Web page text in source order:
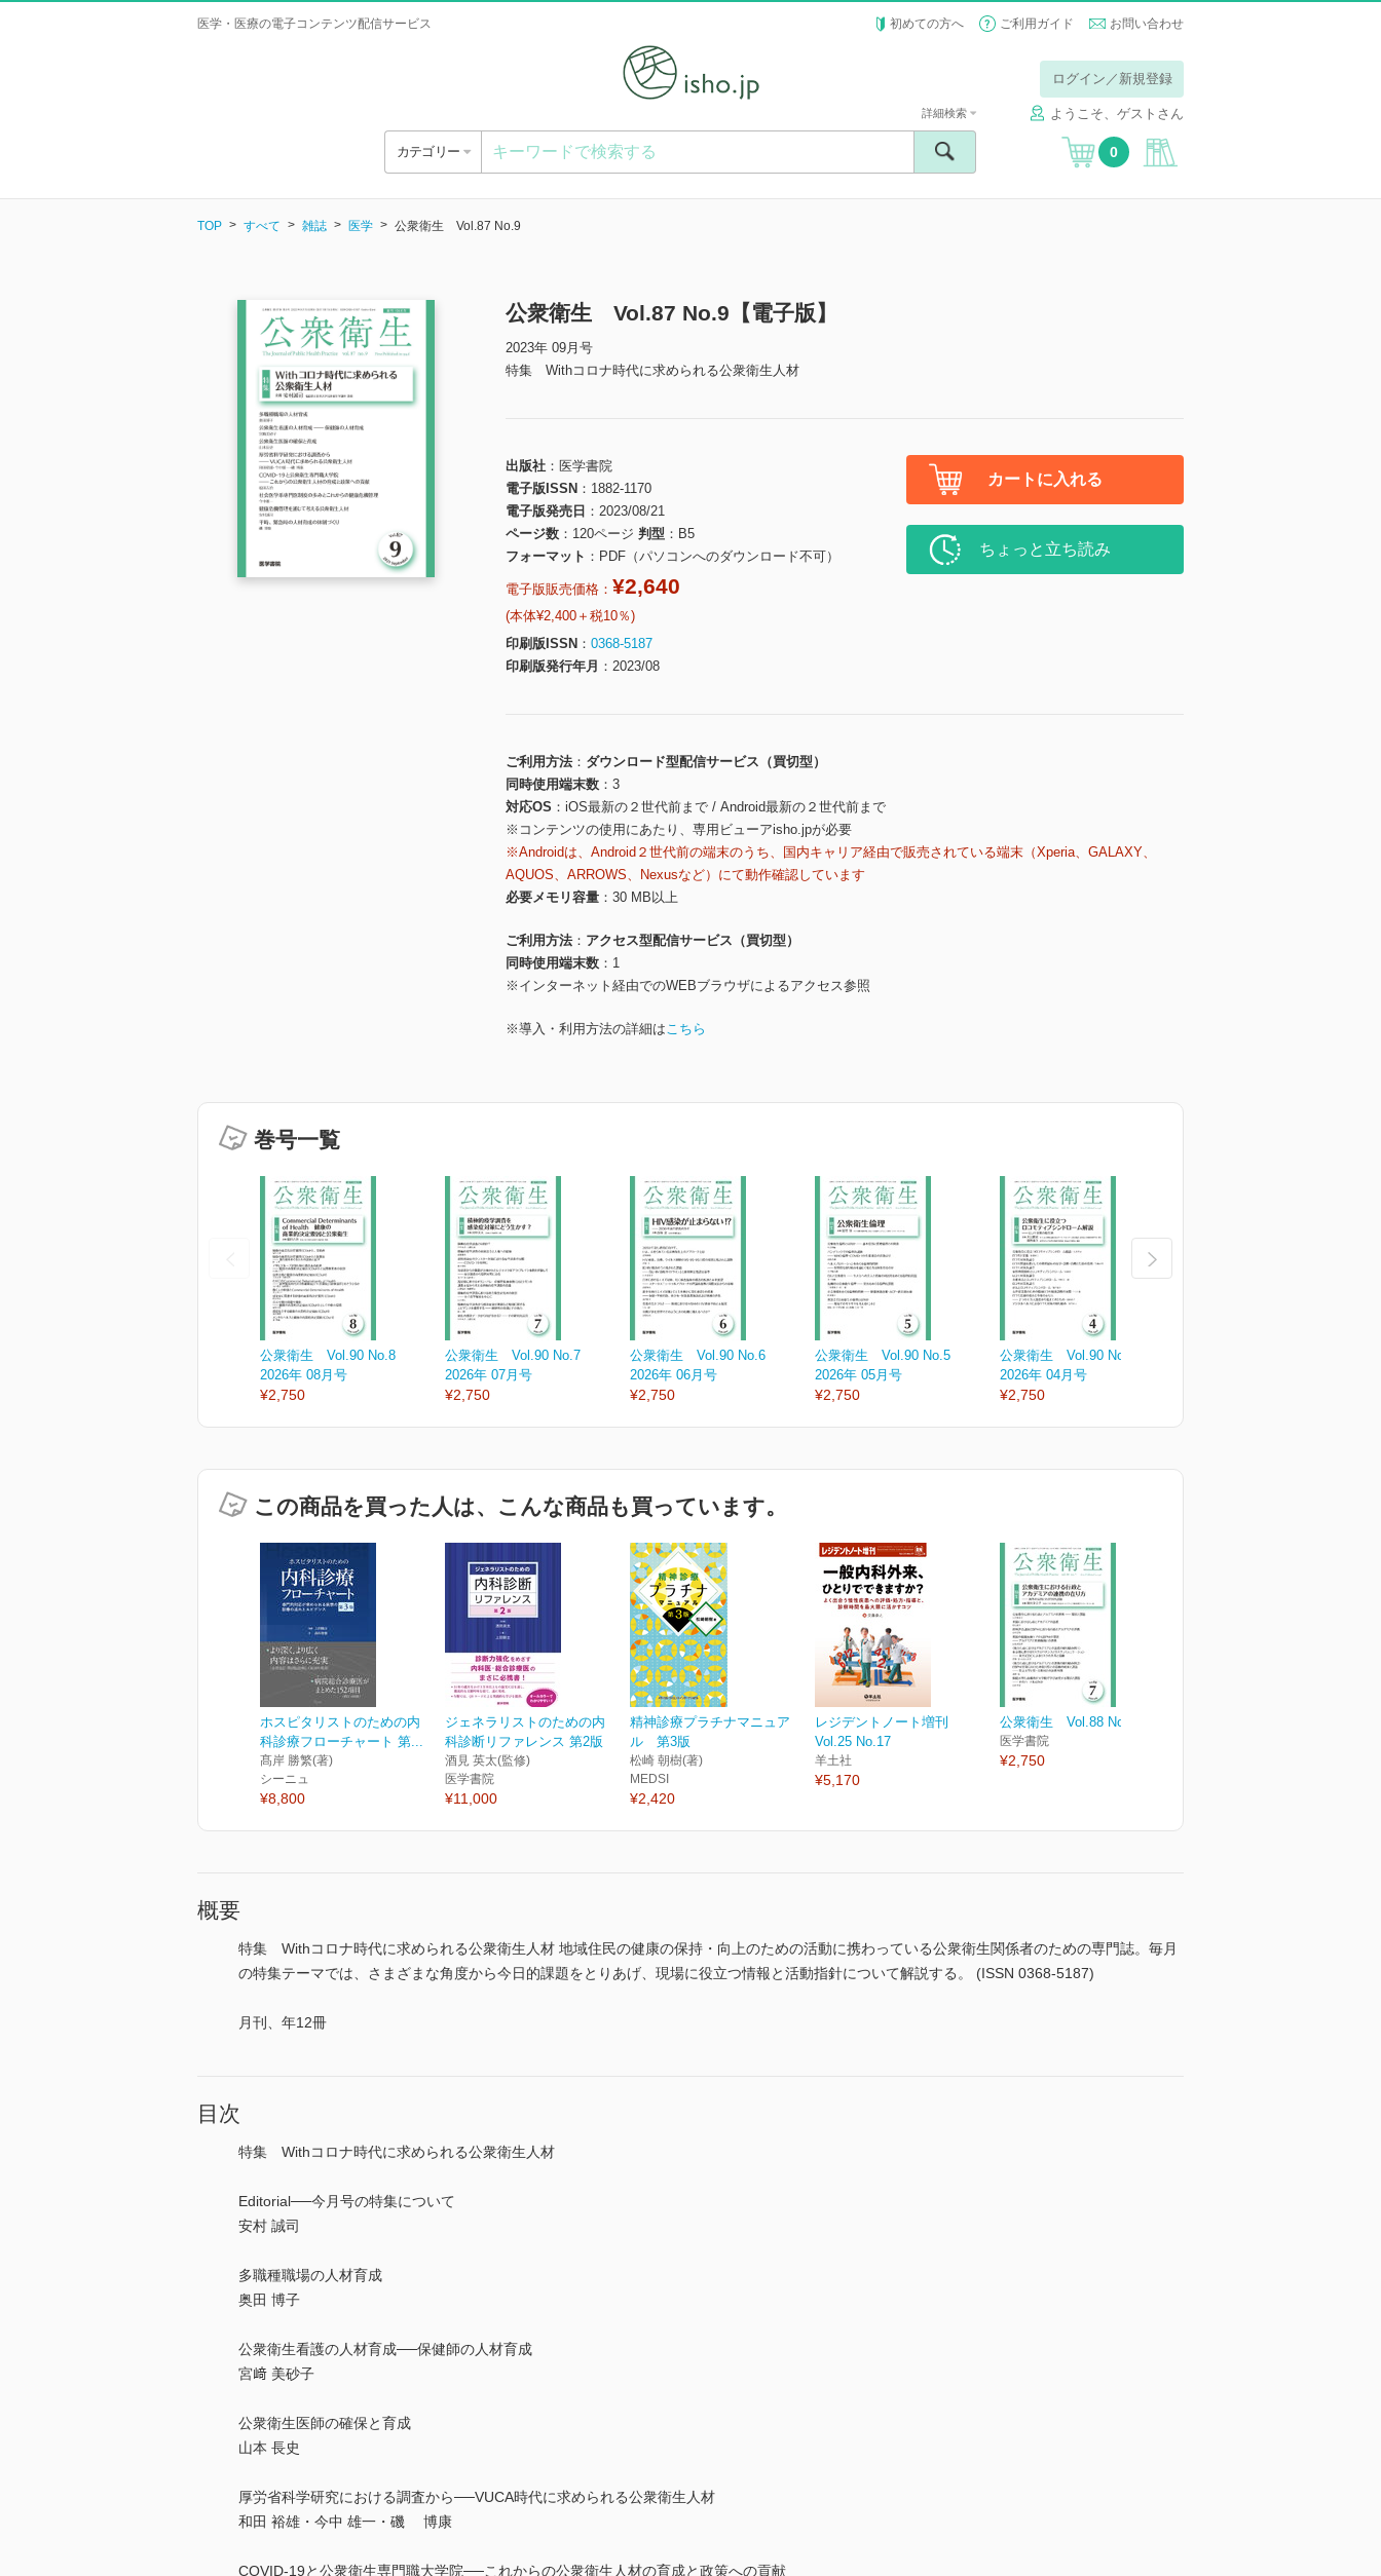
医学・医療の電子コンテンツ配信サービス 初めての方へ ご利用ガイド お問い合わせ
ログイン／新規登録
ようこそ、ゲストさん
カテゴリー
詳細検索
0
TOP すべて 雑誌 医学 公衆衛生 Vol.87 No.9
公衆衛生 Vol.87 No.9【電子版】
2023年 09月号
特集 Withコロナ時代に求められる公衆衛生人材
出版社
医学書院
電子版ISSN
1882-1170
電子版発売日
2023/08/21
ページ数
120ページ 判型
B5
フォーマット
PDF（パソコンへのダウンロード不可）
電子版販売価格： ¥2,640
(本体¥2,400＋税10％)
印刷版ISSN
0368-5187
印刷版発行年月
2023/08
カートに入れる
ちょっと立ち読み
ご利用方法
ダウンロード型配信サービス（買切型）
同時使用端末数
3
対応OS
iOS最新の２世代前まで / Android最新の２世代前まで
※コンテンツの使用にあたり、専用ビューアisho.jpが必要
※Androidは、Android２世代前の端末のうち、国内キャリア経由で販売されている端末（Xperia、GALAXY、
AQUOS、ARROWS、Nexusなど）にて動作確認しています
必要メモリ容量
30 MB以上
ご利用方法
アクセス型配信サービス（買切型）
同時使用端末数
1
※インターネット経由でのWEBブラウザによるアクセス参照
※導入・利用方法の詳細はこちら
巻号一覧
公衆衛生 Vol.90 No.8
2026年 08月号
¥2,750
公衆衛生 Vol.90 No.7
2026年 07月号
¥2,750
公衆衛生 Vol.90 No.6
2026年 06月号
¥2,750
公衆衛生 Vol.90 No.5
2026年 05月号
¥2,750
公衆衛生 Vol.90 No.4
2026年 04月号
¥2,750
この商品を買った人は、こんな商品も買っています。
ホスピタリストのための内
科診療フローチャート 第...
髙岸 勝繁(著)
シーニュ
¥8,800
ジェネラリストのための内
科診断リファレンス 第2版
酒見 英太(監修)
医学書院
¥11,000
精神診療プラチナマニュア
ル 第3版
松崎 朝樹(著)
MEDSI
¥2,420
レジデントノート増刊
Vol.25 No.17
羊土社
¥5,170
公衆衛生 Vol.88 No.7
医学書院
¥2,750
概要
特集 Withコロナ時代に求められる公衆衛生人材 地域住民の健康の保持・向上のための活動に携わっている公衆衛生関係者のための専門誌。毎月
の特集テーマでは、さまざまな角度から今日的課題をとりあげ、現場に役立つ情報と活動指針について解説する。 (ISSN 0368-5187)
月刊、年12冊
目次
特集 Withコロナ時代に求められる公衆衛生人材
Editorial──今月号の特集について
安村 誠司
多職種職場の人材育成
奥田 博子
公衆衛生看護の人材育成──保健師の人材育成
宮﨑 美砂子
公衆衛生医師の確保と育成
山本 長史
厚労省科学研究における調査から──VUCA時代に求められる公衆衛生人材
和田 裕雄・今中 雄一・磯 博康
COVID-19と公衆衛生専門職大学院──これからの公衆衛生人材の育成と政策への貢献